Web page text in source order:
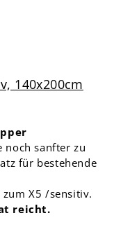
140x200cm
noch sanfter zu
für bestehende
X5 /sensitiv.
reicht.